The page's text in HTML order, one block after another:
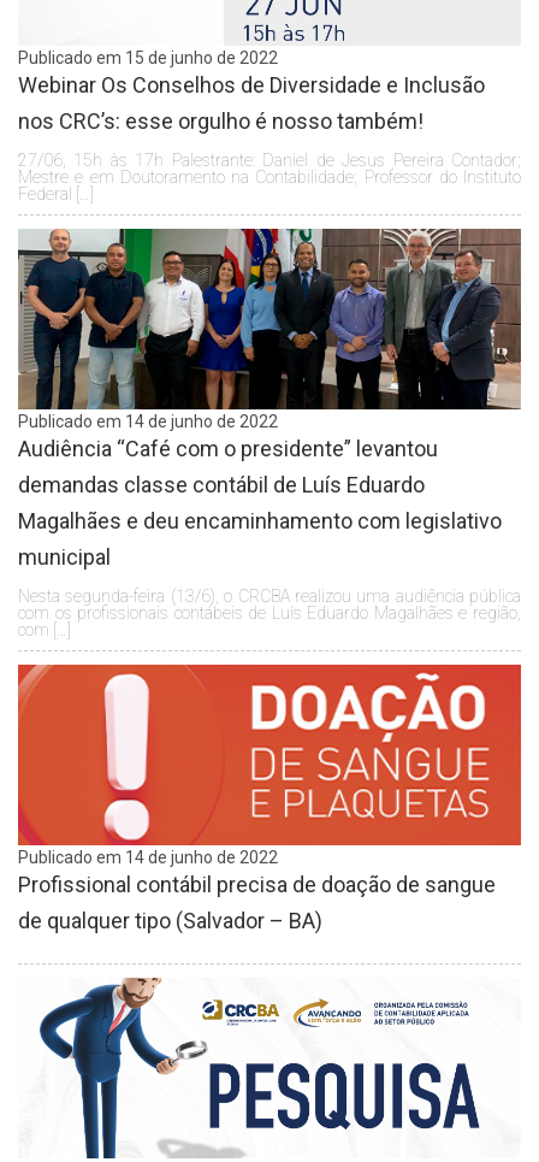
Publicado em 15 de junho de 2022
Webinar Os Conselhos de Diversidade e Inclusão
nos CRC’s: esse orgulho é nosso também!
27/06, 15h às 17h Palestrante: Daniel de Jesus Pereira Contador;
Mestre e em Doutoramento na Contabilidade; Professor do Instituto
Federal […]
Publicado em 14 de junho de 2022
Audiência “Café com o presidente” levantou
demandas classe contábil de Luís Eduardo
Magalhães e deu encaminhamento com legislativo
municipal
Nesta segunda-feira (13/6), o CRCBA realizou uma audiência pública
com os profissionais contábeis de Luís Eduardo Magalhães e região,
com […]
Publicado em 14 de junho de 2022
Profissional contábil precisa de doação de sangue
de qualquer tipo (Salvador – BA)